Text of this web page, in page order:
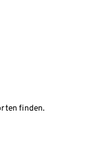
finden.